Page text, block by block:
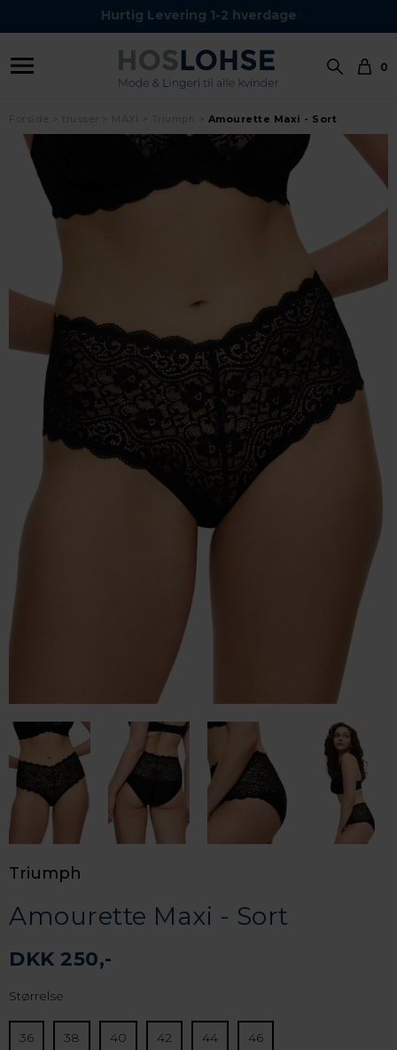
Hurtig Levering 1-2 hverdage
Kundeservice Tel.: 24 59 87 63
0
Amourette Maxi - Sort
Triumph
Amourette Maxi - Sort
DKK 250,-
Størrelse
36 38 40 42 44 46